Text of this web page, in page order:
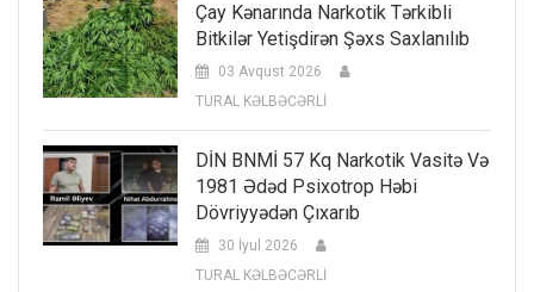
Çay Kənarında Narkotik Tərkibli
Bitkilər Yetişdirən Şəxs Saxlanılıb
03 Avqust 2026
TURAL KƏLBƏCƏRLİ
DİN BNMİ 57 Kq Narkotik Vasitə Və
1981 Ədəd Psixotrop Həbi
Dövriyyədən Çıxarıb
30 İyul 2026
TURAL KƏLBƏCƏRLİ